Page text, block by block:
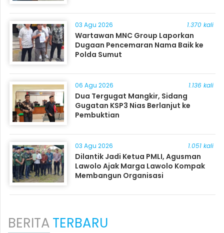
03 Agu 2026 1.370 kali
Wartawan MNC Group Laporkan
Dugaan Pencemaran Nama Baik ke
Polda Sumut
06 Agu 2026 1.136 kali
Dua Tergugat Mangkir, Sidang
Gugatan KSP3 Nias Berlanjut ke
Pembuktian
03 Agu 2026 1.051 kali
Dilantik Jadi Ketua PMLI, Agusman
Lawolo Ajak Marga Lawolo Kompak
Membangun Organisasi
BERITATERBARU